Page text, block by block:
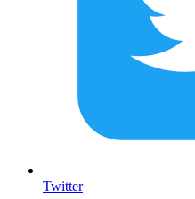
Twitter